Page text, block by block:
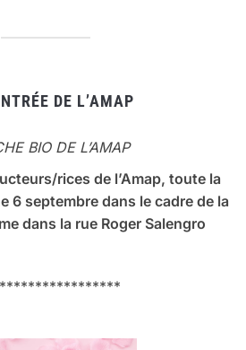
DE L’AMAP
BIO DE L’AMAP
rices de l’Amap, toute la
6 septembre dans le cadre de la
dans la rue Roger Salengro